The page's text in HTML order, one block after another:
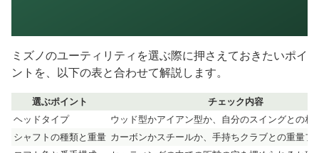
ミズノのユーティリティを選ぶ際に押さえておきたいポイ
ントを、以下の表と合わせて解説します。
選ぶポイント
チェック内容
ヘッドタイプ
ウッド型かアイアン型か、自分のスイングとの相
シャフトの種類と重量 カーボンかスチールか、手持ちクラブとの重量フ